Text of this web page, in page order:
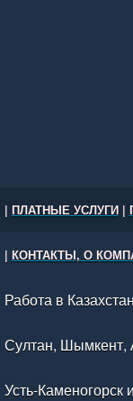
| ПЛАТНЫЕ УСЛУГИ|
| КОНТАКТЫ, О
Работа в
Султан, Шымкент,
Усть-Каменогорск